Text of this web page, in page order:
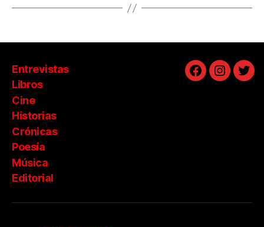
Entrevistas
Libros
Cine
Historias
Crónicas
Poesía
Música
Editorial
Facebook